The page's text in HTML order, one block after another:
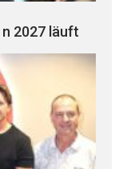
n 2027 läuft